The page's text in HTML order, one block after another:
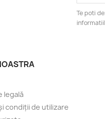
Te poti
legală
condiții de utilizare